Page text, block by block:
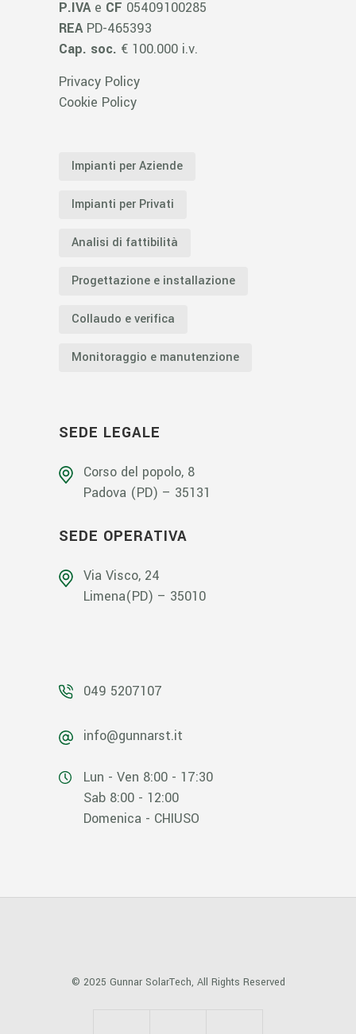
P.IVAe CF 05409100285
REAPD-465393
Cap. soc. € 100.000 i.v.
Privacy Policy
Cookie Policy
Impianti per Aziende
Impianti per Privati
Analisi di fattibilità
Progettazione e installazione
Collaudo e verifica
Monitoraggio e manutenzione
SEDE LEGALE
Corso del popolo, 8
Padova (PD) – 35131
SEDE OPERATIVA
Via Visco, 24
Limena(PD) – 35010
049 5207107
info@gunnarst.it
Lun - Ven 8:00 - 17:30
Sab 8:00 - 12:00
Domenica - CHIUSO
© 2025 Gunnar SolarTech, All Rights Reserved